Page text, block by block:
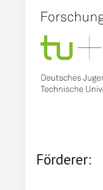
Förderer: